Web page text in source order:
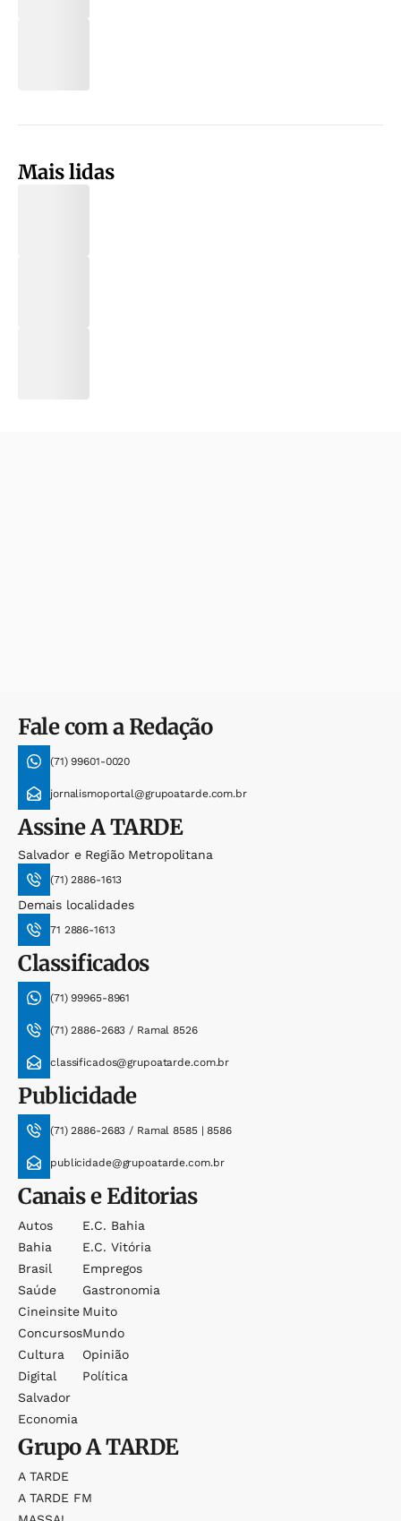
Mais lidas
Fale com a Redação
(71) 99601-0020
jornalismoportal@grupoatarde.com.br
AssineA TARDE
Salvador e Região Metropolitana
(71) 2886-1613
Demais localidades
71 2886-1613
Classificados
(71) 99965-8961
(71) 2886-2683 / Ramal 8526
classificados@grupoatarde.com.br
Publicidade
(71) 2886-2683 / Ramal 8585 | 8586
publicidade@grupoatarde.com.br
Canais e Editorias
Autos
Bahia
Brasil
Saúde
Cineinsite
Concursos
Cultura
Digital
Salvador
Economia
E.c. Bahia
E.c. Vitória
Empregos
Gastronomia
Muito
Mundo
Opinião
Política
GrupoA TARDE
A TARDE
A TARDE FM